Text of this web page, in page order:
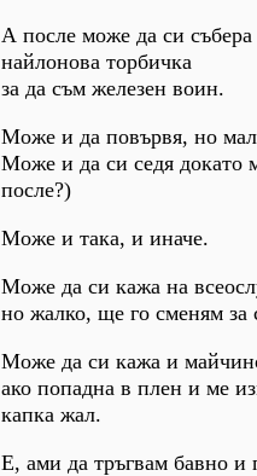
А после може да си
найлонова торбичка
за да съм железен воин.
Може и да повървя, но
Може и да си седя докато
после?)
Може и така, и иначе.
Може да си кажа на
но жалко, ще го сменям за
Може да си кажа и
ако попадна в плен и ме
капка жал.
Е, ами да тръгвам бавно и